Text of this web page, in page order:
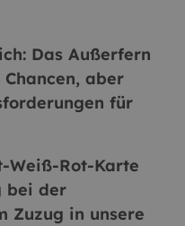
Das Außerfern
aber
für
Weiß-Rot-Karte
bei der
Zuzug in unsere